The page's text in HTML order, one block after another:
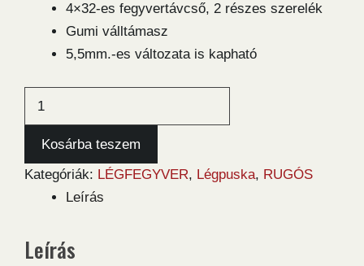
4×32-es fegyvertávcső, 2 részes szerelék
Gumi válltámasz
5,5mm.-es változata is kapható
400
X
mennyiség
Kosárba teszem
Kategóriák: LÉGFEGYVER, Légpuska, RUGÓS
Leírás
Leírás